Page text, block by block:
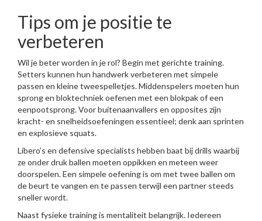
Tips om je positie te
verbeteren
Wil je beter worden in je rol? Begin met gerichte training.
Setters kunnen hun handwerk verbeteren met simpele
passen en kleine tweespelletjes. Middenspelers moeten hun
sprong en bloktechniek oefenen met een blokpak of een
eenpootsprong. Voor buitenaanvallers en opposites zijn
kracht- en snelheidsoefeningen essentieel; denk aan sprinten
en explosieve squats.
Libero’s en defensive specialists hebben baat bij drills waarbij
ze onder druk ballen moeten oppikken en meteen weer
doorspelen. Een simpele oefening is om met twee ballen om
de beurt te vangen en te passen terwijl een partner steeds
sneller wordt.
Naast fysieke training is mentaliteit belangrijk. Iedereen